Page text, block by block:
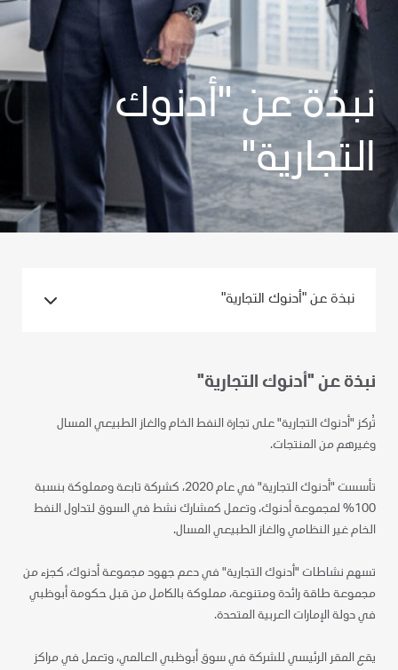
نبذة عن "أدنوك
التجارية"
نبذة عن "أدنوك التجارية"
تُركز "أدنوك التجارية" على تجارة النفط الخام والغاز الطبيعي المسال
وغيرهم من المنتجات.
تأسست "أدنوك التجارية" في عام 2020، كشركة تابعة ومملوكة بنسبة
100% لمجموعة أدنوك، وتعمل كمشارك نشط في السوق لتداول النفط
الخام غير النظامي والغاز الطبيعي المسال.
تسهم نشاطات "أدنوك التجارية" في دعم جهود مجموعة أدنوك، كجزء من
مجموعة طاقة رائدة ومتنوعة، مملوكة بالكامل من قبل حكومة أبوظبي
في دولة الإمارات العربية المتحدة.
يقع المقر الرئيسي للشركة في سوق أبوظبي العالمي، وتعمل في مراكز
نبذة عن "أدنوك التجارية"